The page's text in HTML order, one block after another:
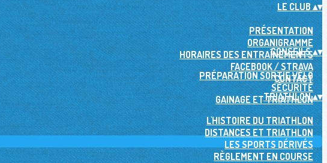
LE CLUB▴▾
PRÉSENTATION
ORGANIGRAMME
HORAIRES DES ENTRAÎNEMENTS
FACEBOOK / STRAVA
CONTACT
CONSEILS▴▾
PRÉPARATION SORTIE VÉLO
SÉCURITÉ
GAINAGE ET TRIATHLON
TRIATHLON▴▾
L'HISTOIRE DU TRIATHLON
DISTANCES ET TRIATHLON
LES SPORTS DÉRIVÉS
RÈGLEMENT EN COURSE